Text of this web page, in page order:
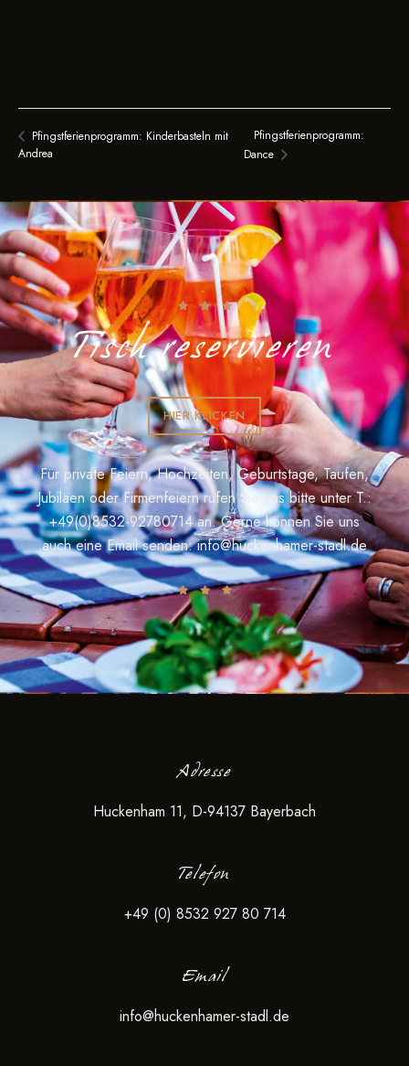
Pfingstferienprogramm: Kinderbasteln mit
Andrea
Pfingstferienprogramm:
Dance
Tisch reservieren
HIER KLICKEN
Für private Feiern, Hochzeiten, Geburtstage, Taufen,
Jubiläen oder Firmenfeiern rufen Sie uns bitte unter T.:
+49(0)8532-92780714an. Gerne können Sie uns
auch eine Email senden:info@huckenhamer-stadl.de
Adresse
Huckenham 11, D-94137 Bayerbach
Telefon
+49 (0) 8532 927 80 714
Email
info@huckenhamer-stadl.de